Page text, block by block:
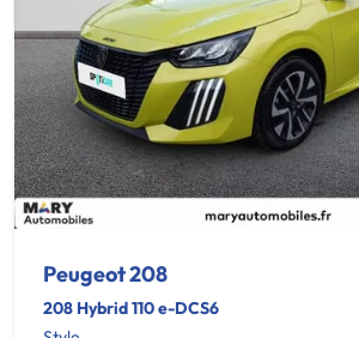
Peugeot 208
208 Hybrid 110 e-DCS6